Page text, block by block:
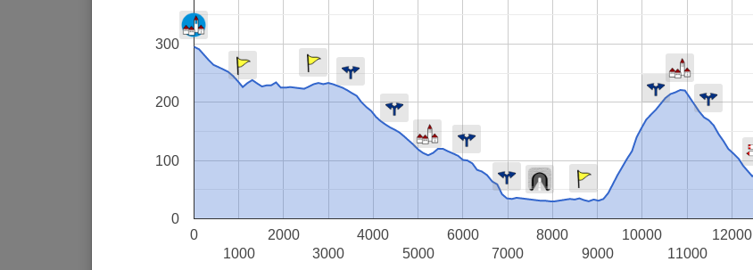
0
1000
2000
3000
4000
5000
6000
7000
8000
9000
10000
11000
12000
0
100
200
300